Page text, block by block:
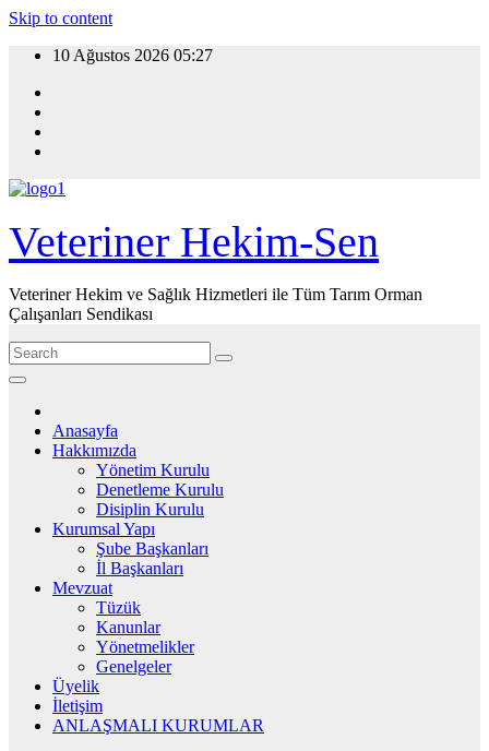
Skip to content
10 Ağustos 2026 05:27
Veteriner Hekim-Sen
Veteriner Hekim ve Sağlık Hizmetleri ile Tüm Tarım Orman
Çalışanları Sendikası
Anasayfa
Hakkımızda
Yönetim Kurulu
Denetleme Kurulu
Disiplin Kurulu
Kurumsal Yapı
Şube Başkanları
İl Başkanları
Mevzuat
Tüzük
Kanunlar
Yönetmelikler
Genelgeler
Üyelik
İletişim
ANLAŞMALI KURUMLAR